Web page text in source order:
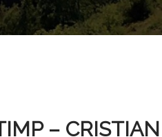
– CRISTIAN